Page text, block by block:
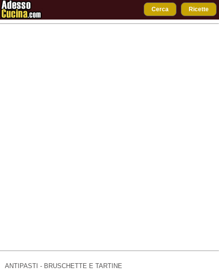
Cerca Ricette
ANTIPASTI - BRUSCHETTE E TARTINE